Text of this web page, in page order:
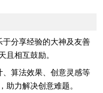
分享经验的大神及友善
相互鼓励。
算法效果、创意灵感等
力解决创意难题。